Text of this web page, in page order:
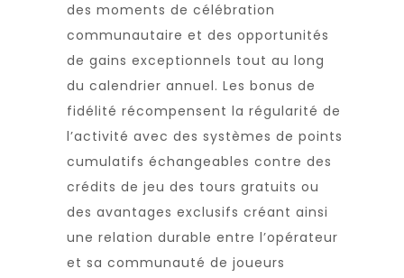
des moments de célébration
communautaire et des opportunités
de gains exceptionnels tout au long
du calendrier annuel. Les bonus de
fidélité récompensent la régularité de
l’activité avec des systèmes de points
cumulatifs échangeables contre des
crédits de jeu des tours gratuits ou
des avantages exclusifs créant ainsi
une relation durable entre l’opérateur
et sa communauté de joueurs